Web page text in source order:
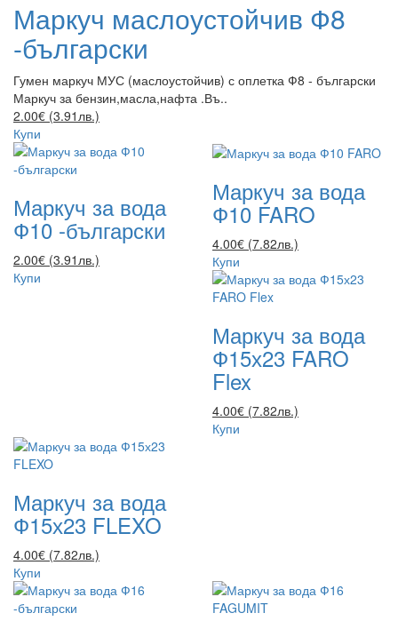
Маркуч маслоустойчив Ф8
-български
Гумен маркуч МУС (маслоустойчив) с оплетка Ф8 - български
Маркуч за бензин,масла,нафта .Въ..
2.00€ (3.91лв.)
Купи
Маркуч за вода
Ф10 -български
2.00€ (3.91лв.)
Купи
Маркуч за вода
Ф10 FARO
4.00€ (7.82лв.)
Купи
Маркуч за вода
Ф15х23 FARO
Flex
4.00€ (7.82лв.)
Купи
Маркуч за вода
Ф15х23 FLEXO
4.00€ (7.82лв.)
Купи